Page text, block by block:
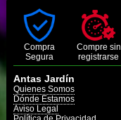
Compra
Segura
Compre sin
registrarse
Antas Jardín
Quienes Somos
Dónde Estamos
Aviso Legal